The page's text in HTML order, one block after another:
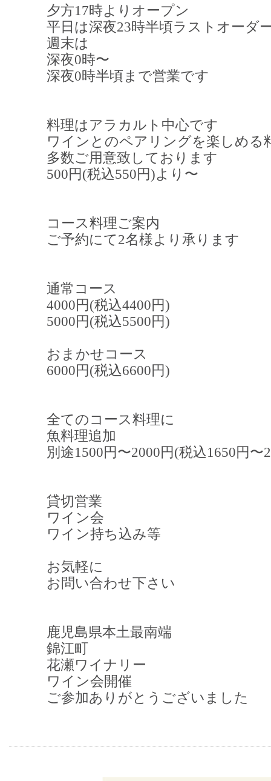
夕方17時よりオープン
平日は深夜23時半頃ラストオーダ
週末は
深夜0時〜
深夜0時半頃まで営業です
料理はアラカルト中心です
ワインとのペアリングを楽しめる
多数ご用意致しております
500円(税込550円)より〜
コース料理ご案内
ご予約にて2名様より承ります
通常コース
4000円(税込4400円)
5000円(税込5500円)
おまかせコース
6000円(税込6600円)
全てのコース料理に
魚料理追加
別途1500円〜2000円(税込1650円〜
貸切営業
ワイン会
ワイン持ち込み等
お気軽に
お問い合わせ下さい
鹿児島県本土最南端
錦江町
花瀬ワイナリー
ワイン会開催
ご参加ありがとうございました